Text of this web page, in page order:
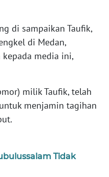
di sampaikan Taufik,
di Medan,
media ini,
milik Taufik, telah
menjamin tagihan
Tidak